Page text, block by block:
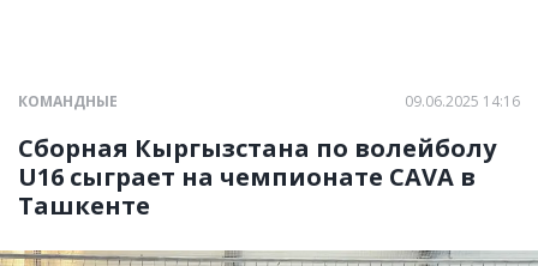
КОМАНДНЫЕ 09.06.2025 14:16
Сборная Кыргызстана по волейболу
U16 сыграет на чемпионате CAVA в
Ташкенте